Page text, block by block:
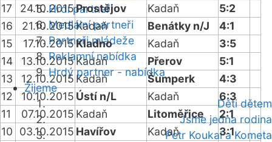
Hrdí partneři
Mediální partneři
Partneři mládeže
Reklamní nabídka
Hrdý partner - nabídka
Žijeme
Děti dětem
Jsme jedna rodina
Petr Koukal a Kometa
17
24.10.2015Prostějov Kadaň
5:2
16
21.10.2015Kadaň Benátky n/J
4:1
15
17.10.2015Kladno Kadaň
3:5
14
13.10.2015Kadaň Přerov
5:1
13
12.10.2015 Kadaň Šumperk
4:3
12
10.10.2015 Ústí n/L Kadaň
6:3
11
07.10.2015 Kadaň Litoměřice
2:1
10
03.10.2015 Havířov Kadaň
3:1